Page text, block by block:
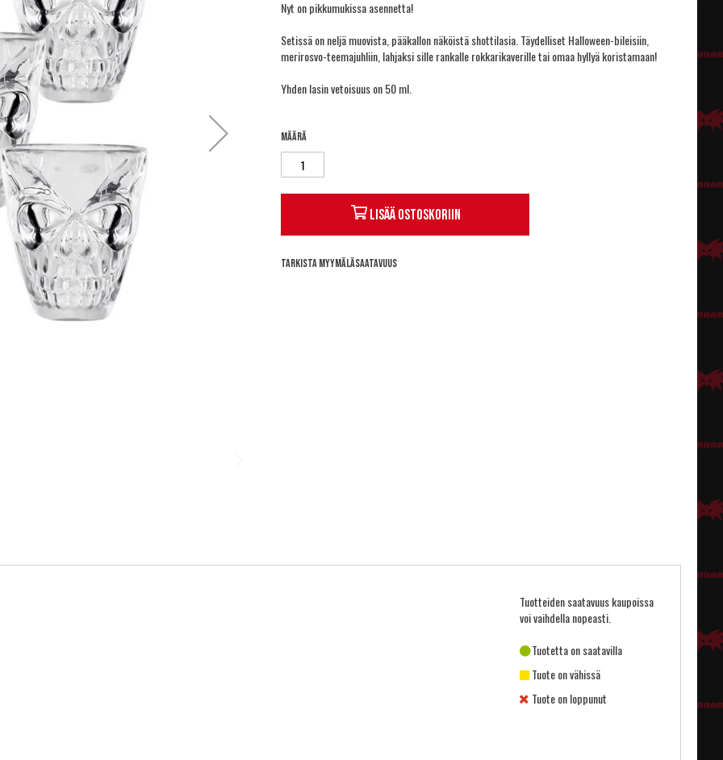
Nyt on pikkumukissa asennetta!
Setissä on neljä muovista, pääkallon näköistä shottilasia. Täydelliset Halloween-bileisiin,
merirosvo-teemajuhliin, lahjaksi sille rankalle rokkarikaverille tai omaa hyllyä koristamaan!
Yhden lasin vetoisuus on 50 ml.
Määrä
Lisää ostoskoriin
Tarkista myymäläsaatavuus
Tuotteiden saatavuus kaupoissa
voi vaihdella nopeasti.
Tuotetta on saatavilla
Tuote on vähissä
Tuote on loppunut